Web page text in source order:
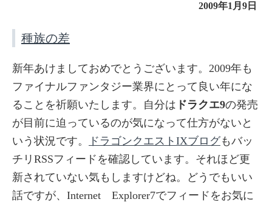
2009年1月9日
種族の差
新年あけましておめでとうございます。2009年も
ファイナルファンタジー業界にとって良い年にな
ることを祈願いたします。自分は ドラクエ9の発売
が目前に迫っているのが気になって仕方がないと
いう状況です。
ドラゴンクエストIXブログもバッ
チリRSSフィードを確認しています。それほど更
新されていない気もしますけどね。どうでもいい
話ですが、Internet Explorer7でフィードをお気に